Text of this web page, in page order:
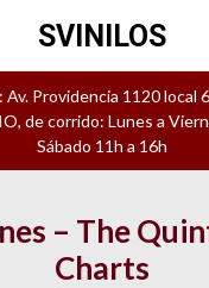
Av. Providencia 1120 local
de corrido: Lunes a
Sábado 11h a 16h
SVINILOS
– The
Charts